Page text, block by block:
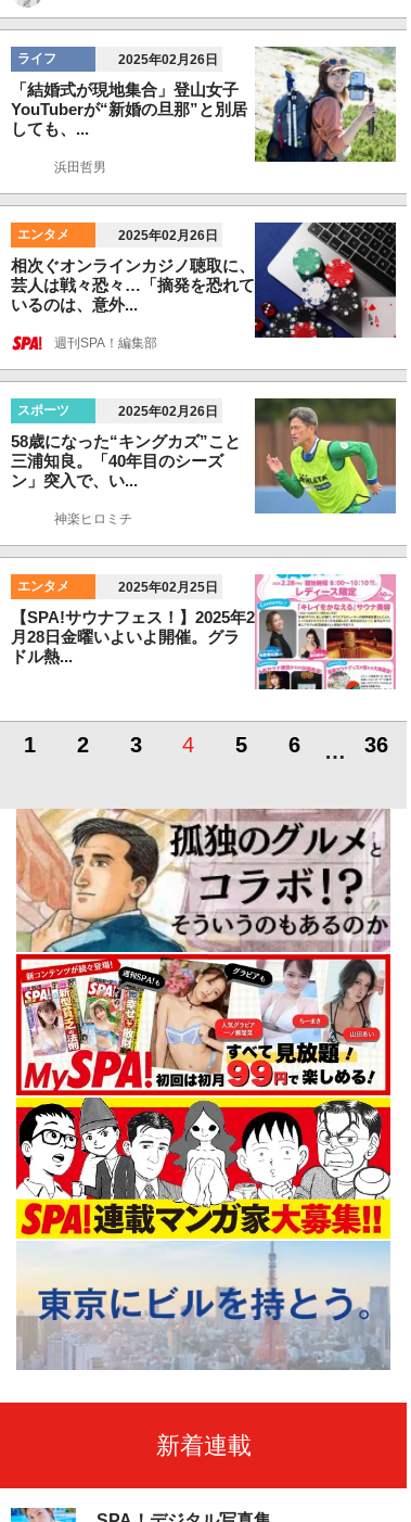
ライフ 2025年02月26日
「結婚式が現地集合」登山女子
YouTuberが“新婚の旦那”と別居
しても、...
浜田哲男
エンタメ 2025年02月26日
相次ぐオンラインカジノ聴取に、
芸人は戦々恐々…「摘発を恐れて
いるのは、意外...
週刊SPA！編集部
スポーツ 2025年02月26日
58歳になった“キングカズ”こと
三浦知良。「40年目のシーズ
ン」突入で、い...
神楽ヒロミチ
エンタメ 2025年02月25日
【SPA!サウナフェス！】2025年2
月28日金曜いよいよ開催。グラ
ドル熱...
1 2 3 4 5 6 … 36
新着連載